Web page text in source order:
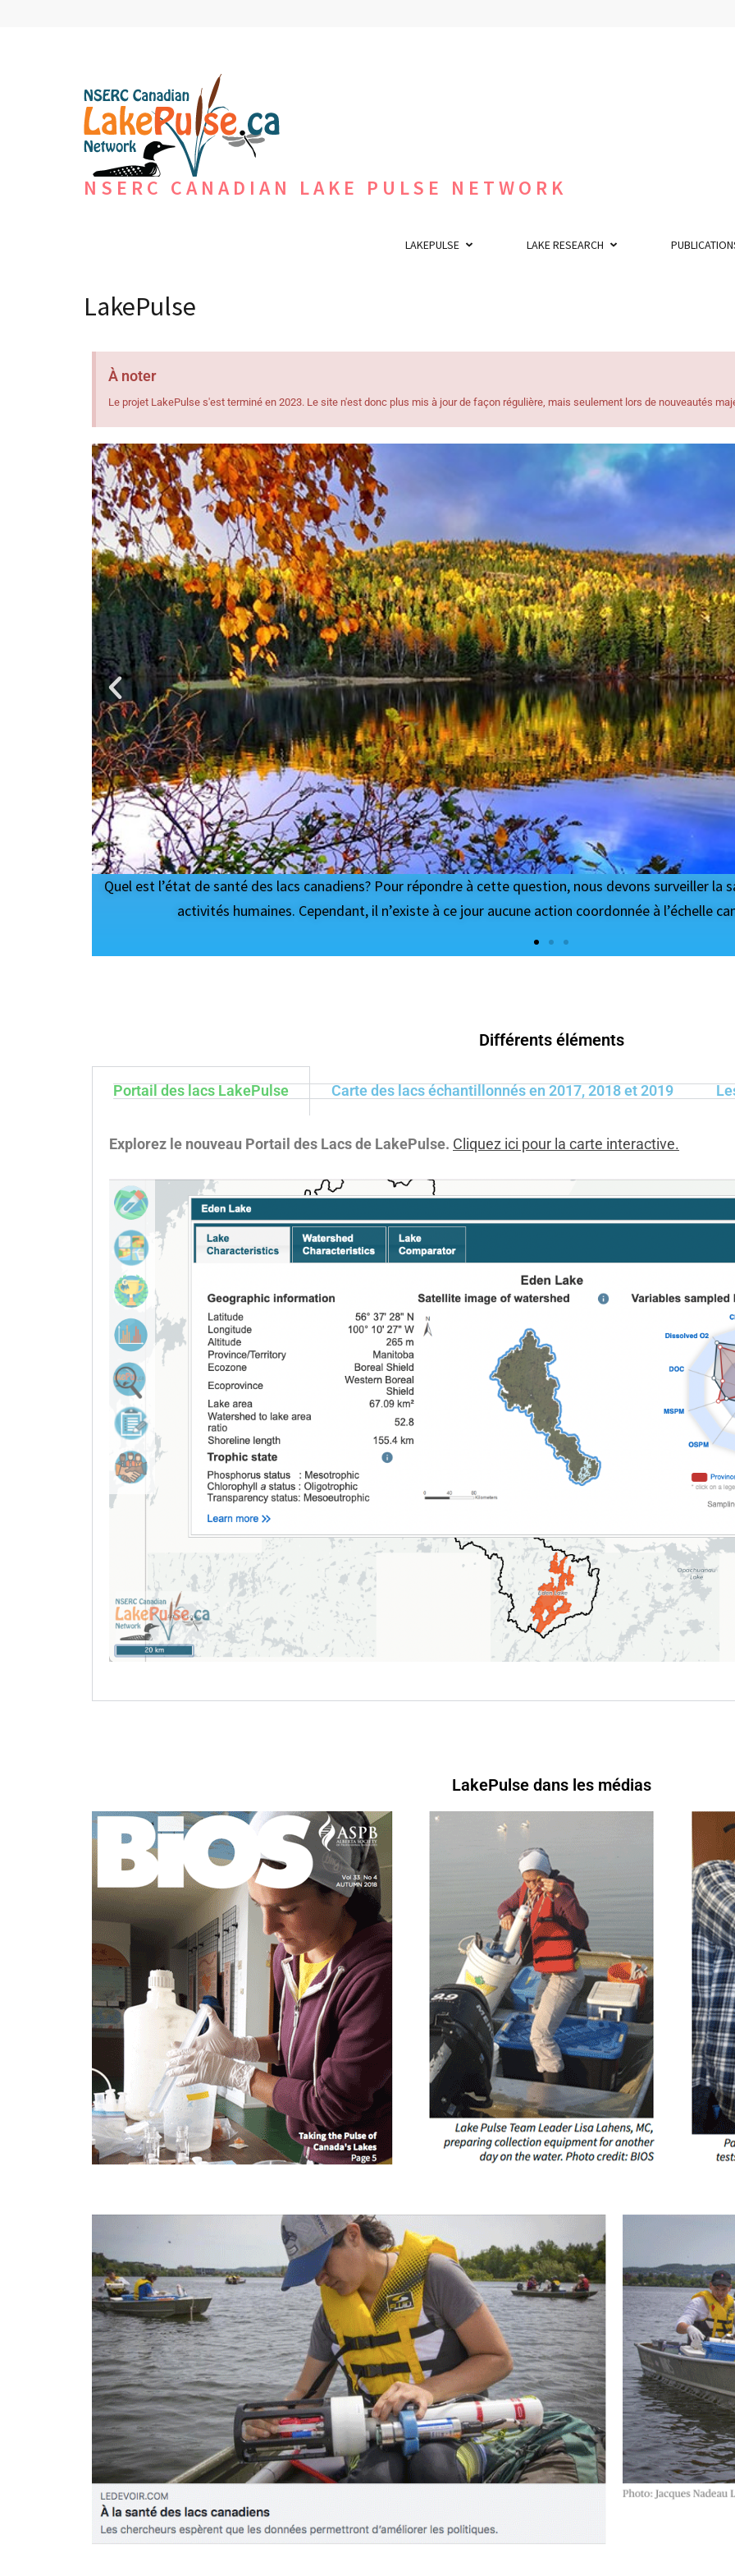
NSERC CANADIAN LAKE PULSE NETWORK
LAKEPULSE LAKE RESEARCH
LakePulse
À noter
Le projet LakePulse s'est terminé en 2023. Le site n'est donc plus mis à jour de façon régulière, mais seulement lors de nouveautés
Notre campagne d’échantillonnage des lacs recueillera de vastes quantités de données provenant de
principal de notre base de données est de fournir des rapports automatisés pour des
Différents éléments
Portail des lacs LakePulse Carte des lacs échantillonnés en 2017, 2018 et 2019
Explorez le nouveau Portail des Lacs de LakePulse. Cliquez ici pour la carte interactive.
LakePulse dans les médias